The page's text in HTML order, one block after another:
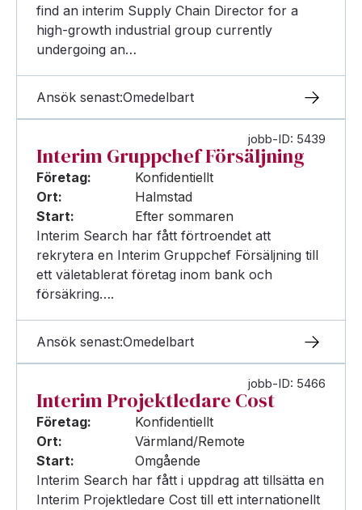
find an interim Supply Chain Director for a
high-growth industrial group currently
undergoing an…
Ansök senast:Omedelbart
jobb-ID: 5439
Interim Gruppchef Försäljning
Företag:
Konfidentiellt
Ort:
Halmstad
Start:
Efter sommaren
Interim Search har fått förtroendet att
rekrytera en Interim Gruppchef Försäljning till
ett väletablerat företag inom bank och
försäkring….
Ansök senast:Omedelbart
jobb-ID: 5466
Interim Projektledare Cost
Företag:
Konfidentiellt
Ort:
Värmland/Remote
Start:
Omgående
Interim Search har fått i uppdrag att tillsätta en
Interim Projektledare Cost till ett internationellt